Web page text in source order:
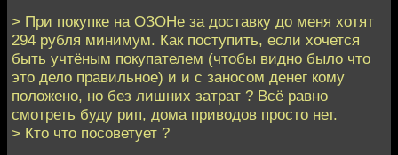
> При покупке на ОЗОНе за доставку до меня хотят
294 рубля минимум. Как поступить, если хочется
быть учтёным покупателем (чтобы видно было что
это дело правильное) и и с заносом денег кому
положено, но без лишних затрат ? Всё равно
смотреть буду рип, дома приводов просто нет.
> Кто что посоветует ?